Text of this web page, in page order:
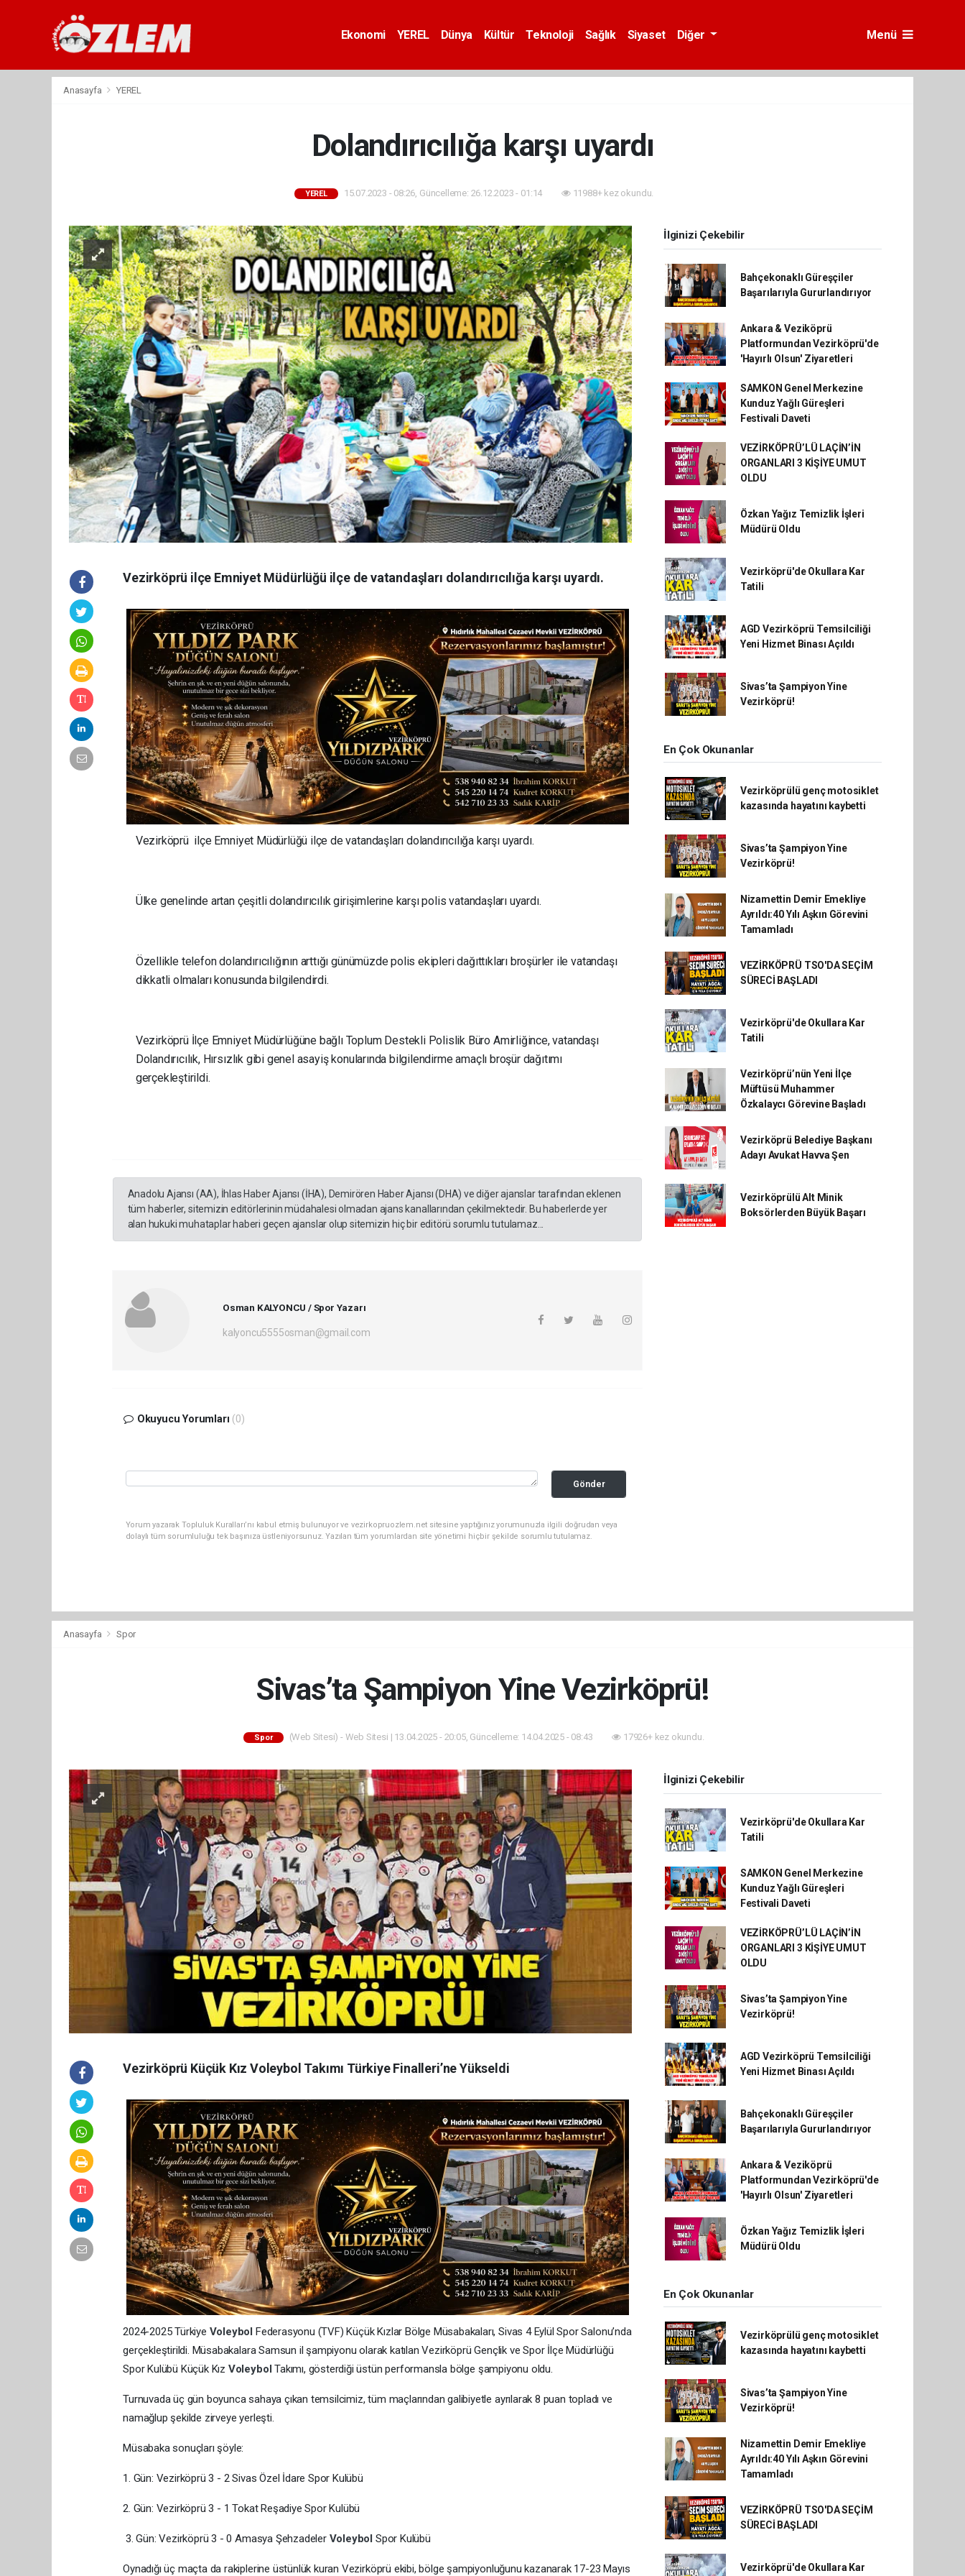
Ekonomi YEREL Dünya Kültür Teknoloji Sağlık Siyaset Diğer Menü
Anasayfa YEREL
Dolandırıcılığa karşı uyardı
YEREL 15.07.2023 - 08:26, Güncelleme: 26.12.2023 - 01:14 11988+ kez okundu.
Vezirköprü ilçe Emniyet Müdürlüğü ilçe de vatandaşları dolandırıcılığa karşı uyardı.
Vezirköprü ilçe Emniyet Müdürlüğü ilçe de vatandaşları dolandırıcılığa karşı uyardı.
Ülke genelinde artan çeşitli dolandırıcılık girişimlerine karşı polis vatandaşları uyardı.
Özellikle telefon dolandırıcılığının arttığı günümüzde polis ekipleri dağıttıkları broşürler ile vatandaşı
dikkatli olmaları konusunda bilgilendirdi.
Vezirköprü İlçe Emniyet Müdürlüğüne bağlı Toplum Destekli Polislik Büro Amirliğince, vatandaşı
Dolandırıcılık, Hırsızlık gibi genel asayiş konularında bilgilendirme amaçlı broşür dağıtımı
gerçekleştirildi.
Anadolu Ajansı (AA), İhlas Haber Ajansı (İHA), Demirören Haber Ajansı (DHA) ve diğer ajanslar tarafından eklenen
tüm haberler, sitemizin editörlerinin müdahalesi olmadan ajans kanallarından çekilmektedir. Bu haberlerde yer
alan hukuki muhataplar haberi geçen ajanslar olup sitemizin hiç bir editörü sorumlu tutulamaz...
Osman KALYONCU / Spor Yazarı
kalyoncu5555osman@gmail.com
Okuyucu Yorumları (0)
Gönder
Yorum yazarak Topluluk Kuralları’nı kabul etmiş bulunuyor ve vezirkopruozlem.net sitesine yaptığınız yorumunuzla ilgili doğrudan veya
dolaylı tüm sorumluluğu tek başınıza üstleniyorsunuz. Yazılan tüm yorumlardan site yönetimi hiçbir şekilde sorumlu tutulamaz.
İlginizi Çekebilir
Bahçekonaklı Güreşçiler
Başarılarıyla Gururlandırıyor
Ankara & Veziköprü
Platformundan Vezirköprü'de
'Hayırlı Olsun' Ziyaretleri
SAMKON Genel Merkezine
Kunduz Yağlı Güreşleri
Festivali Daveti
VEZİRKÖPRÜ’LÜ LAÇİN’İN
ORGANLARI 3 KİŞİYE UMUT
OLDU
Özkan Yağız Temizlik İşleri
Müdürü Oldu
Vezirköprü'de Okullara Kar
Tatili
AGD Vezirköprü Temsilciliği
Yeni Hizmet Binası Açıldı
Sivas’ta Şampiyon Yine
Vezirköprü!
En Çok Okunanlar
Vezirköprülü genç motosiklet
kazasında hayatını kaybetti
Sivas’ta Şampiyon Yine
Vezirköprü!
Nizamettin Demir Emekliye
Ayrıldı:40 Yılı Aşkın Görevini
Tamamladı
VEZİRKÖPRÜ TSO'DA SEÇİM
SÜRECİ BAŞLADI
Vezirköprü'de Okullara Kar
Tatili
Vezirköprü’nün Yeni İlçe
Müftüsü Muhammer
Özkalaycı Görevine Başladı
Vezirköprü Belediye Başkanı
Adayı Avukat Havva Şen
Vezirköprülü Alt Minik
Boksörlerden Büyük Başarı
Anasayfa Spor
Sivas’ta Şampiyon Yine Vezirköprü!
Spor (Web Sitesi) - Web Sitesi | 13.04.2025 - 20:05, Güncelleme: 14.04.2025 - 08:43 17926+ kez okundu.
Vezirköprü Küçük Kız Voleybol Takımı Türkiye Finalleri’ne Yükseldi
2024-2025 Türkiye Voleybol
Federasyonu (TVF) Küçük Kızlar Bölge Müsabakaları, Sivas 4 Eylül Spor Salonu’nda
gerçekleştirildi. Müsabakalara Samsun il şampiyonu olarak katılan Vezirköprü Gençlik ve Spor İlçe Müdürlüğü
Spor Kulübü Küçük Kız VoleybolTakımı, gösterdiği üstün performansla bölge şampiyonu oldu.
Turnuvada üç gün boyunca sahaya çıkan temsilcimiz, tüm maçlarından galibiyetle ayrılarak 8 puan topladı ve
namağlup şekilde zirveye yerleşti.
Müsabaka sonuçları şöyle:
1. Gün: Vezirköprü 3 - 2 Sivas Özel İdare Spor Kulübü
2. Gün: Vezirköprü 3 - 1 Tokat Reşadiye Spor Kulübü
3. Gün: Vezirköprü 3 - 0 Amasya Şehzadeler Voleybol Spor Kulübü
Oynadığı üç maçta da rakiplerine üstünlük kuran Vezirköprü ekibi, bölge şampiyonluğunu kazanarak 17-23 Mayıs
İlginizi Çekebilir
Vezirköprü'de Okullara Kar
Tatili
SAMKON Genel Merkezine
Kunduz Yağlı Güreşleri
Festivali Daveti
VEZİRKÖPRÜ’LÜ LAÇİN’İN
ORGANLARI 3 KİŞİYE UMUT
OLDU
Sivas’ta Şampiyon Yine
Vezirköprü!
AGD Vezirköprü Temsilciliği
Yeni Hizmet Binası Açıldı
Bahçekonaklı Güreşçiler
Başarılarıyla Gururlandırıyor
Ankara & Veziköprü
Platformundan Vezirköprü'de
'Hayırlı Olsun' Ziyaretleri
Özkan Yağız Temizlik İşleri
Müdürü Oldu
En Çok Okunanlar
Vezirköprülü genç motosiklet
kazasında hayatını kaybetti
Sivas’ta Şampiyon Yine
Vezirköprü!
Nizamettin Demir Emekliye
Ayrıldı:40 Yılı Aşkın Görevini
Tamamladı
VEZİRKÖPRÜ TSO'DA SEÇİM
SÜRECİ BAŞLADI
Vezirköprü'de Okullara Kar